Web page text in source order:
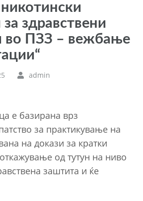
здравствени
во ПЗЗ – вежбање
admin
е базирана врз
за практикување на
на докази за кратки
од тутун на ниво
заштита и ќе